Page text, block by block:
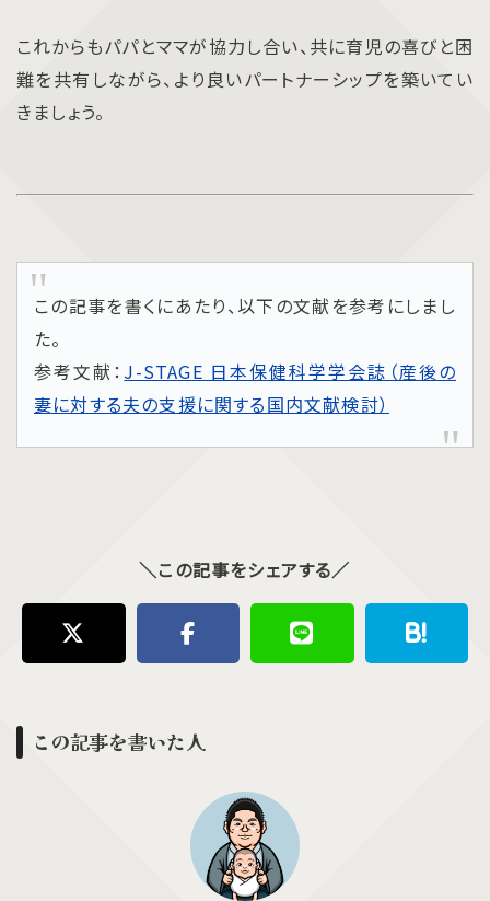
これからもパパとママが協力し合い、共に育児の喜びと困
難を共有しながら、より良いパートナーシップを築いてい
きましょう。
この記事を書くにあたり、以下の文献を参考にしまし
た。
参考文献： J-STAGE 日本保健科学学会誌（産後の
妻に対する夫の⽀援に関する国内⽂献検討）
＼この記事をシェアする／
この記事を書いた人